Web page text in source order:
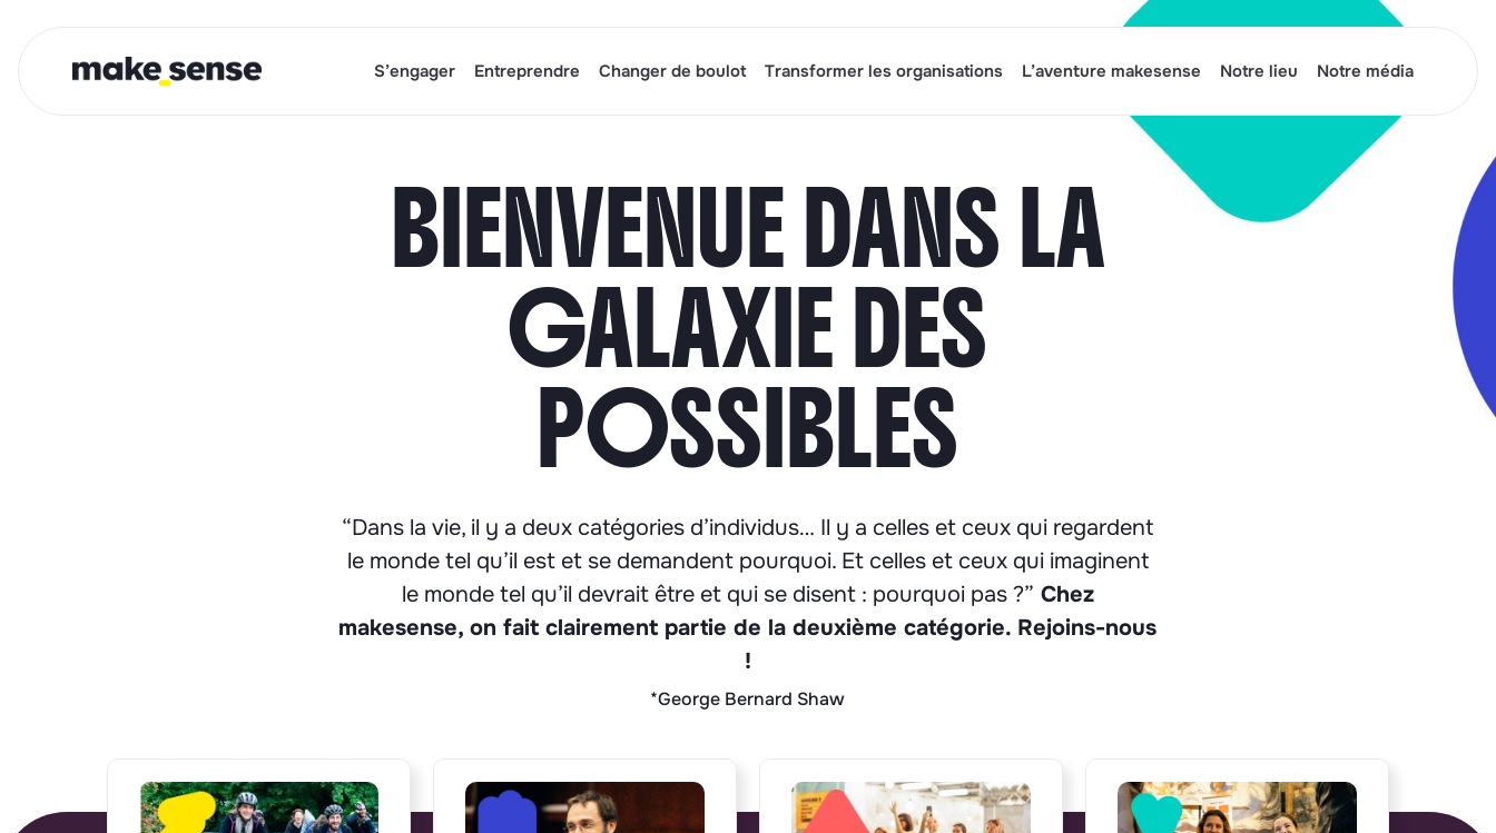
S’engager Entreprendre Changer de boulot Transformer les organisations L’aventure makesense Notre lieu Notre média
BIENVENUE DANS LA
GALAXIE DES
POSSIBLES
“Dans la vie, il y a deux catégories d’individus… Il y a celles et ceux qui regardent
le monde tel qu’il est et se demandent pourquoi. Et celles et ceux qui imaginent
le monde tel qu’il devrait être et qui se disent : pourquoi pas ?” Chez
makesense, on fait clairement partie de la deuxième catégorie. Rejoins-nous
!
*George Bernard Shaw